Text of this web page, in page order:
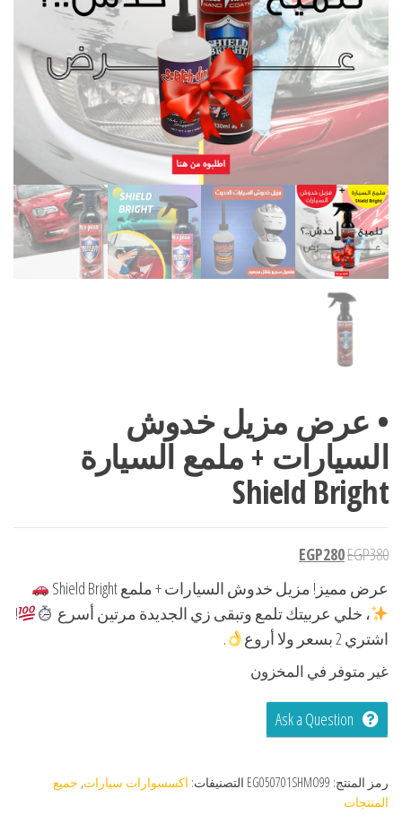
• عرض مزيل خدوش
السيارات + ملمع السيارة
Shield Bright
EGP380
EGP280
عرض مميز! مزيل خدوش السيارات + ملمع Shield Bright
، خلي عربيتك تلمع وتبقى زي الجديدة مرتين أسرع
!
اشتري 2 بسعر ولا أروع
.
غير متوفر في المخزون
Ask a Question
رمز المنتج: EG050701SHMO99 التصنيفات: اكسسوارات سيارات, جميع
المنتجات